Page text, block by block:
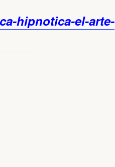
hipnotica-el-arte-